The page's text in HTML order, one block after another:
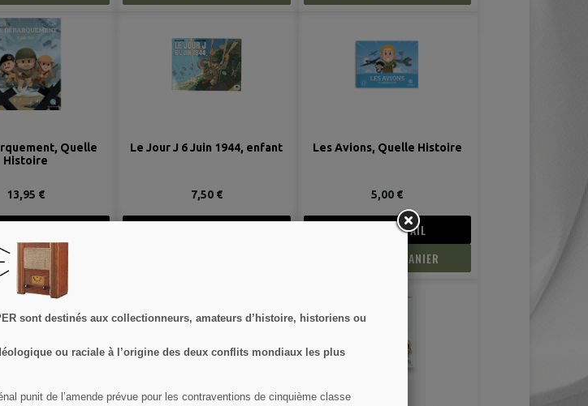
Quelle
Histoire
13,95 €
AU PANIER
Le Jour J 6 Juin 1944, enfant
7,50 €
Les Avions, Quelle Histoire
5,00 €
VOIR LE DÉTAIL
AJOUTER AU PANIER
sont destinés aux collectionneurs, amateurs d’histoire, historiens ou
ou raciale à l’origine des deux conflits mondiaux les plus
punit de l’amende prévue pour les contraventions de cinquième classe